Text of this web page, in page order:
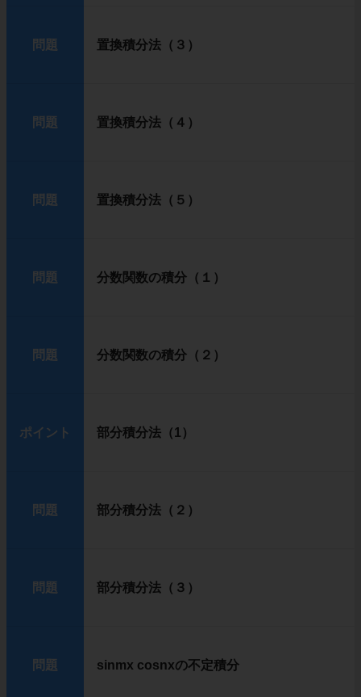
問題 置換積分法（３）
問題 置換積分法（４）
問題 置換積分法（５）
問題 分数関数の積分（１）
問題 分数関数の積分（２）
ポイント 部分積分法（1）
問題 部分積分法（２）
問題 部分積分法（３）
問題 sinmx cosnxの不定積分